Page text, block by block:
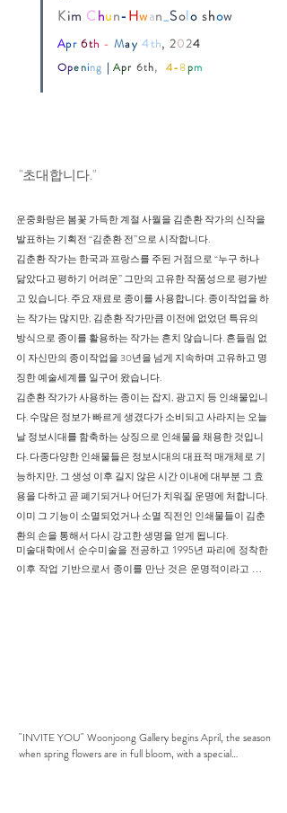
Kim Chun-Hwan_Solo show
Apr 6th - May 4th, 2024
Opening | Apr 6th, 4-8pm
"초대합니다."
운중화랑은 봄꽃 가득한 계절 사월을 김춘환 작가의 신작을
발표하는 기획전 “김춘환 전”으로 시작합니다.
김춘환 작가는 한국과 프랑스를 주된 거점으로 “누구 하나
닮았다고 평하기 어려운” 그만의 고유한 작품성으로 평가받
고 있습니다. 주요 재료로 종이를 사용합니다. 종이작업을 하
는 작가는 많지만, 김춘환 작가만큼 이전에 없었던 특유의
방식으로 종이를 활용하는 작가는 흔치 않습니다. 흔들림 없
이 자신만의 종이작업을 30년을 넘게 지속하며 고유하고 명
징한 예술세계를 일구어 왔습니다.
김춘환 작가가 사용하는 종이는 잡지, 광고지 등 인쇄물입니
다. 수많은 정보가 빠르게 생겼다가 소비되고 사라지는 오늘
날 정보시대를 함축하는 상징으로 인쇄물을 채용한 것입니
다. 다종다양한 인쇄물들은 정보시대의 대표적 매개체로 기
능하지만, 그 생성 이후 길지 않은 시간 이내에 대부분 그 효
용을 다하고 곧 폐기되거나 어딘가 치워질 운명에 처합니다.
이미 그 기능이 소멸되었거나 소멸 직전인 인쇄물들이 김춘
환의 손을 통해서 다시 강고한 생명을 얻게 됩니다.
미술대학에서 순수미술을 전공하고 1995년 파리에 정착한
이후 작업 기반으로서 종이를 만난 것은 운명적이라고 할
절의 놀이가 이렇게 그의 작업의 근간이며 그 미감의 원천
이 됩니다.
"INVITE YOU" Woonjoong Gallery begins April, the season
when spring flowers are in full bloom, with a special